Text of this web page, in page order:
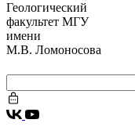
Геологический
факультет МГУ
имени
М.В. Ломоносова